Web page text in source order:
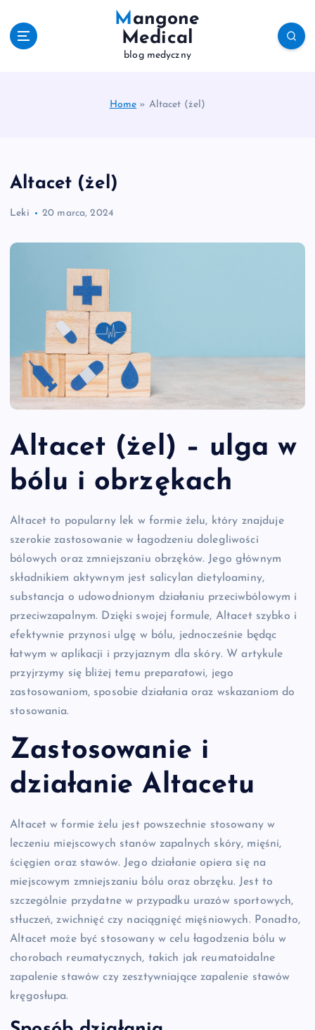
Mangone
Medical
blog medyczny
Home » Altacet (żel)
Altacet (żel)
Leki 20 marca, 2024
Altacet (żel) – ulga w
bólu i obrzękach
Altacet to popularny lek w formie żelu, który znajduje
szerokie zastosowanie w łagodzeniu dolegliwości
bólowych oraz zmniejszaniu obrzęków. Jego głównym
składnikiem aktywnym jest salicylan dietyloaminy,
substancja o udowodnionym działaniu przeciwbólowym i
przeciwzapalnym. Dzięki swojej formule, Altacet szybko i
efektywnie przynosi ulgę w bólu, jednocześnie będąc
łatwym w aplikacji i przyjaznym dla skóry. W artykule
przyjrzymy się bliżej temu preparatowi, jego
zastosowaniom, sposobie działania oraz wskazaniom do
stosowania.
Zastosowanie i
działanie Altacetu
Altacet w formie żelu jest powszechnie stosowany w
leczeniu miejscowych stanów zapalnych skóry, mięśni,
ścięgien oraz stawów. Jego działanie opiera się na
miejscowym zmniejszaniu bólu oraz obrzęku. Jest to
szczególnie przydatne w przypadku urazów sportowych,
stłuczeń, zwichnięć czy naciągnięć mięśniowych. Ponadto,
Altacet może być stosowany w celu łagodzenia bólu w
chorobach reumatycznych, takich jak reumatoidalne
zapalenie stawów czy zesztywniające zapalenie stawów
kręgosłupa.